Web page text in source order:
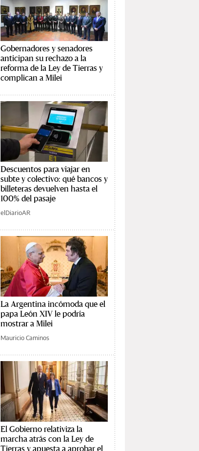
Gobernadores y senadores
anticipan su rechazo a la
reforma de la Ley de Tierras y
complican a Milei
Descuentos para viajar en
subte y colectivo: qué bancos y
billeteras devuelven hasta el
100% del pasaje
elDiarioAR
La Argentina incómoda que el
papa León XIV le podría
mostrar a Milei
Mauricio Caminos
El Gobierno relativiza la
marcha atrás con la Ley de
Tierras y apuesta a aprobar el